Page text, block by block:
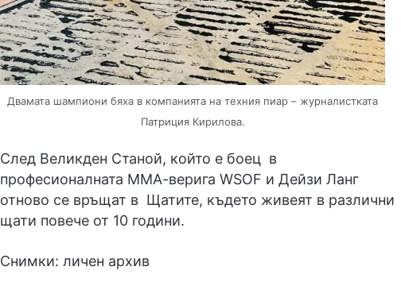
Двамата шампиони бяха в компанията на техния пиар – журналистката
Патриция Кирилова.
След Великден Станой, който е боец в
професионалната ММА-верига WSOF и Дейзи Ланг
отново се връщат в Щатите, където живеят в различни
щати повече от 10 години.
Снимки: личен архив